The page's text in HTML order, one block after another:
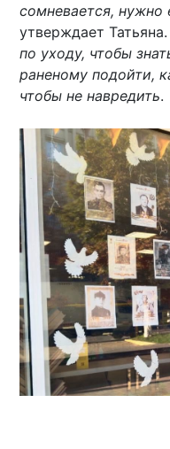
сомневается, нужно
утверждает
по уходу, чтобы
раненому подойти,
чтобы не навредить.